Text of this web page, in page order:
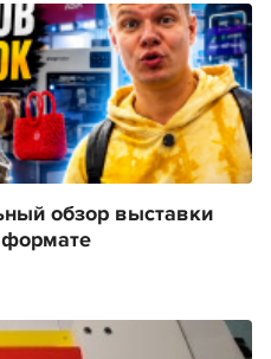
обзор выставки